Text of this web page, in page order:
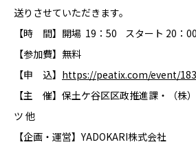
送りさせていただきます。
【時 間】開場 19：50 スタート 20：
【参加費】無料
【申 込】 https://peatix.com/event/
【主 催】保土ケ谷区区政推進課・（株
ツ 他
【企画・運営】YADOKARI株式会社